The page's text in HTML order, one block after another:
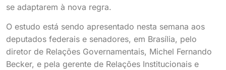
se adaptarem à nova regra.
O estudo está sendo apresentado nesta semana aos
deputados federais e senadores, em Brasília, pelo
diretor de Relações Governamentais, Michel Fernando
Becker, e pela gerente de Relações Institucionais e